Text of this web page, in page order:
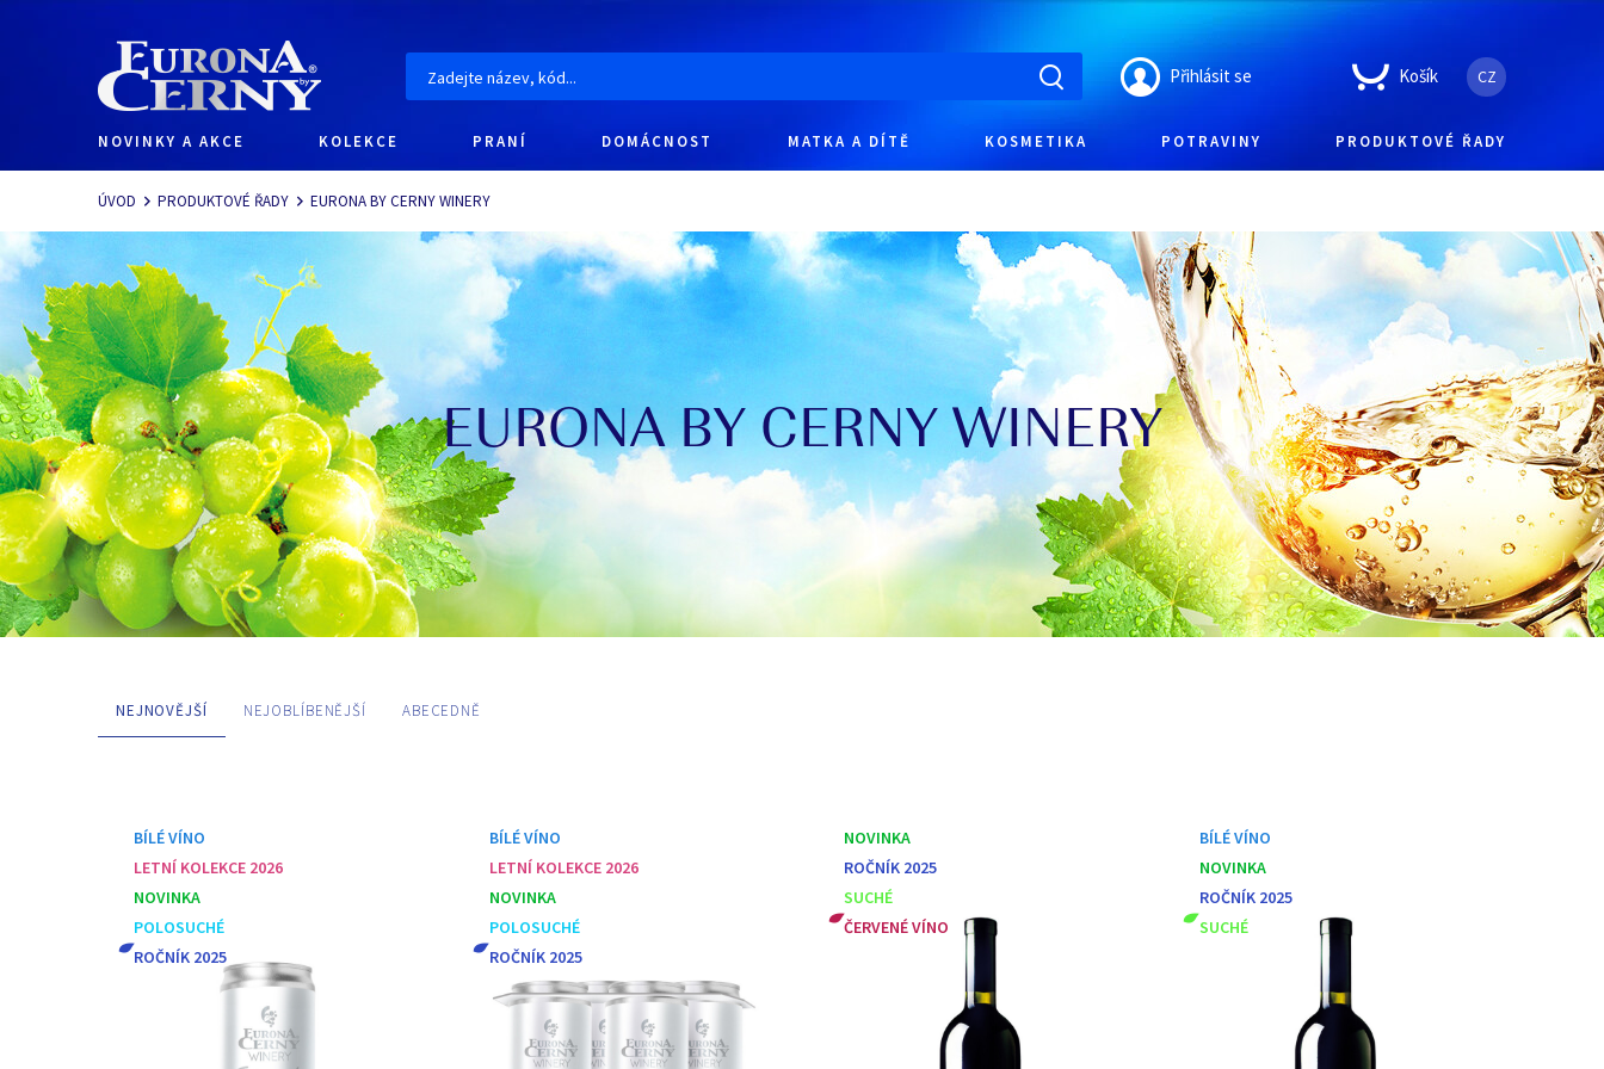
Přihlásit se Košík CZ
NOVINKY A AKCE KOLEKCE PRANÍ DOMÁCNOST MATKA A DÍTĚ KOSMETIKA POTRAVINY PRODUKTOVÉ ŘADY
Navigace
ÚVOD PRODUKTOVÉ ŘADY EURONA BY CERNY WINERY
EURONA BY CERNY WINERY
NEJNOVĚJŠÍ NEJOBLÍBENĚJŠÍ ABECEDNĚ
BÍLÉ VÍNO
LETNÍ KOLEKCE 2026
NOVINKA
POLOSUCHÉ
ROČNÍK 2025
BÍLÉ VÍNO
LETNÍ KOLEKCE 2026
NOVINKA
POLOSUCHÉ
ROČNÍK 2025
NOVINKA
ROČNÍK 2025
SUCHÉ
ČERVENÉ VÍNO
BÍLÉ VÍNO
NOVINKA
ROČNÍK 2025
SUCHÉ